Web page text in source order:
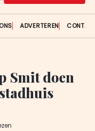
ADVERTEREN
Smit doen